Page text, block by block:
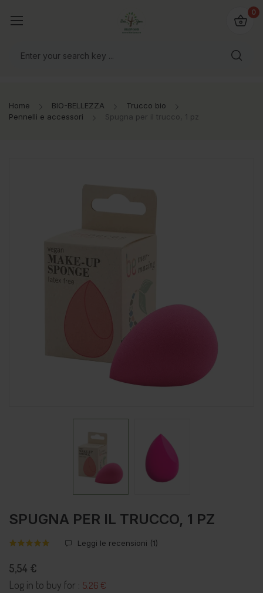
mondo!
0
Home BIO-BELLEZZA
Trucco bio
Pennelli e accessori
Spugna per il trucco, 1 pz
SPUGNA PER IL TRUCCO, 1 PZ
Leggi le recensioni (1)
5,54 €
Log in to buy for : 5.26 €